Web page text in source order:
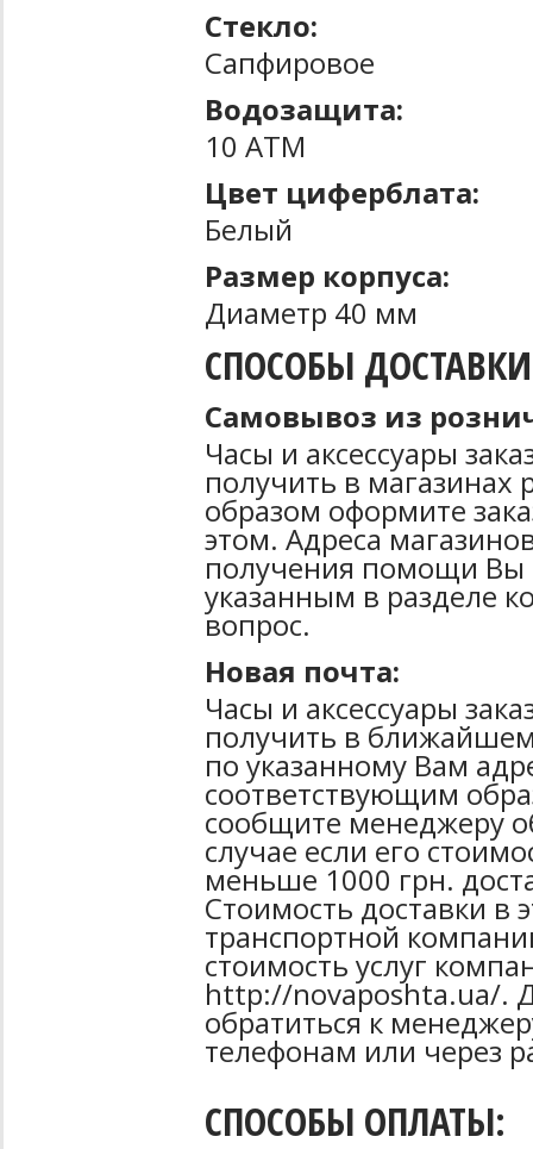
Стекло:
Сапфировое
Водозащита:
10 ATM
Цвет циферблата:
Белый
Размер корпуса:
Диаметр 40 мм
СПОСОБЫ
Самовывоз из
Часы и аксессуары
получить в магазинах
образом оформите
этом. Адреса
получения помощи Вы
указанным в разделе
вопрос.
Новая почта:
Часы и аксессуары
получить в
по указанному Вам
соответствующим
сообщите менеджеру
случае если его
меньше 1000 грн.
Стоимость доставки в
транспортной
стоимость услуг
http://novaposhta.ua/.
обратиться к
телефонам или через
СПОСОБЫ ОПЛАТЫ: